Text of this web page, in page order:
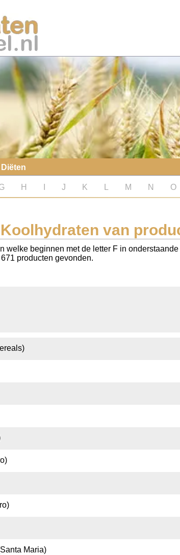
Diëten
H J K M N O
Koolhydraten van
welke beginnen met de letter F in
producten gevonden.
Maria)